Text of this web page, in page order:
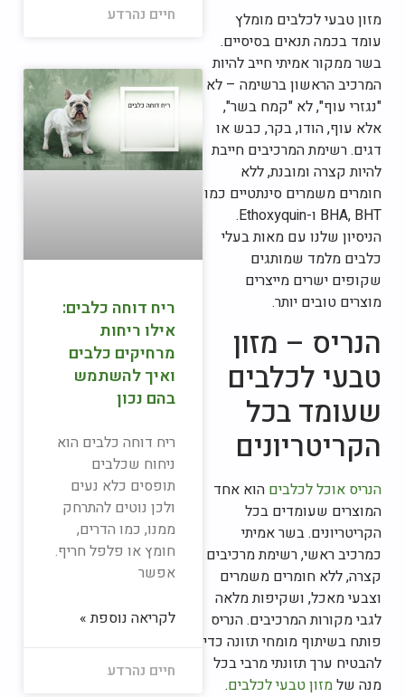
מזון טבעי לכלבים מומלץ
עומד בכמה תנאים בסיסיים.
בשר ממקור אמיתי חייב להיות
המרכיב הראשון ברשימה – לא
"נגזרי עוף", לא "קמח בשר",
אלא עוף, הודו, בקר, כבש או
דגים. רשימת המרכיבים חייבת
להיות קצרה ומובנת, ללא
חומרים משמרים סינתטיים כמו
BHA, BHT ו-Ethoxyquin.
הניסיון שלנו עם מאות בעלי
כלבים מלמד שמותגים
שקופים ישרים מייצרים
מוצרים טובים יותר.
הנריס – מזון
טבעי לכלבים
שעומד בכל
הקריטריונים
הנריס אוכל לכלבים הוא אחד
המוצרים שעומדים בכל
הקריטריונים. בשר אמיתי
כמרכיב ראשי, רשימת מרכיבים
קצרה, ללא חומרים משמרים
וצבעי מאכל, ושקיפות מלאה
לגבי מקורות המרכיבים. הנריס
פותח בשיתוף מומחי תזונה כדי
להבטיח ערך תזונתי מרבי בכל
מנה שלמזון טבעי לכלבים.
חיים נהרדע
ריח דוחה כלבים:
אילו ריחות
מרחיקים כלבים
ואיך להשתמש
בהם נכון
ריח דוחה כלבים הוא
ניחוח שכלבים
תופסים כלא נעים
ולכן נוטים להתרחק
ממנו, כמו הדרים,
חומץ או פלפל חריף.
אפשר
לקריאה נוספת »
חיים נהרדע